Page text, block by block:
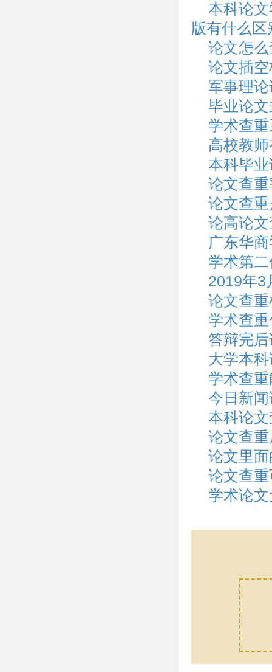
本科论
版有什么区
论文怎
论文插
军事理
毕业论
学术查
高校教
本科毕
论文查
论文查
论高论
广东华
学术第
2019年3
论文查
学术查
答辩完
大学本
学术查
今日新
本科论
论文查
论文里
论文查
学术论